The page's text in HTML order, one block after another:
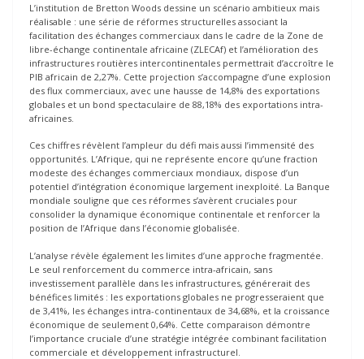
L’institution de Bretton Woods dessine un scénario ambitieux mais
réalisable : une série de réformes structurelles associant la
facilitation des échanges commerciaux dans le cadre de la Zone de
libre-échange continentale africaine (ZLECAf) et l’amélioration des
infrastructures routières intercontinentales permettrait d’accroître le
PIB africain de 2,27%. Cette projection s’accompagne d’une explosion
des flux commerciaux, avec une hausse de 14,8% des exportations
globales et un bond spectaculaire de 88,18% des exportations intra-
africaines.
Ces chiffres révèlent l’ampleur du défi mais aussi l’immensité des
opportunités. L’Afrique, qui ne représente encore qu’une fraction
modeste des échanges commerciaux mondiaux, dispose d’un
potentiel d’intégration économique largement inexploité. La Banque
mondiale souligne que ces réformes s’avèrent cruciales pour
consolider la dynamique économique continentale et renforcer la
position de l’Afrique dans l’économie globalisée.
L’analyse révèle également les limites d’une approche fragmentée.
Le seul renforcement du commerce intra-africain, sans
investissement parallèle dans les infrastructures, générerait des
bénéfices limités : les exportations globales ne progresseraient que
de 3,41%, les échanges intra-continentaux de 34,68%, et la croissance
économique de seulement 0,64%. Cette comparaison démontre
l’importance cruciale d’une stratégie intégrée combinant facilitation
commerciale et développement infrastructurel.